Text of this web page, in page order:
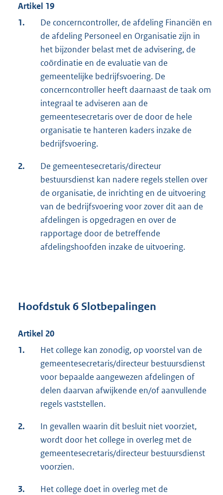
Artikel 19
1.
De concerncontroller, de afdeling Financiën en
de afdeling Personeel en Organisatie zijn in
het bijzonder belast met de advisering, de
coördinatie en de evaluatie van de
gemeentelijke bedrijfsvoering. De
concerncontroller heeft daarnaast de taak om
integraal te adviseren aan de
gemeentesecretaris over de door de hele
organisatie te hanteren kaders inzake de
bedrijfsvoering.
2.
De gemeentesecretaris/directeur
bestuursdienst kan nadere regels stellen over
de organisatie, de inrichting en de uitvoering
van de bedrijfsvoering voor zover dit aan de
afdelingen is opgedragen en over de
rapportage door de betreffende
afdelingshoofden inzake de uitvoering.
Hoofdstuk 6 Slotbepalingen
Artikel 20
1.
Het college kan zonodig, op voorstel van de
gemeentesecretaris/directeur bestuursdienst
voor bepaalde aangewezen afdelingen of
delen daarvan afwijkende en/of aanvullende
regels vaststellen.
2.
In gevallen waarin dit besluit niet voorziet,
wordt door het college in overleg met de
gemeentesecretaris/directeur bestuursdienst
voorzien.
3.
Het college doet in overleg met de